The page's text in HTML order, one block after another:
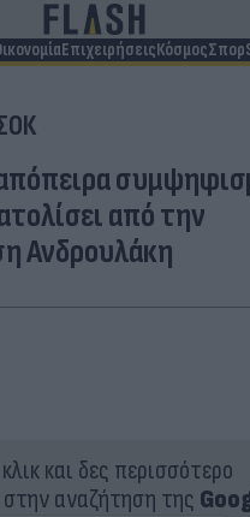
ΕπιχειρήσειςΚόσμοςΣπορ
από την
Ανδρουλάκη
και δες περισσότερο
στην αναζήτηση της